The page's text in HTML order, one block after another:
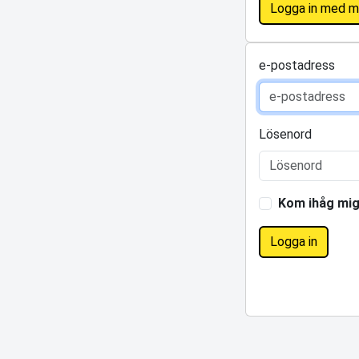
Logga in med
e-postadress
Lösenord
Kom ihåg mig
Logga in